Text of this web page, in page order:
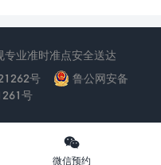

微信预约
业准时准点安全送达
号
鲁公网安备
号